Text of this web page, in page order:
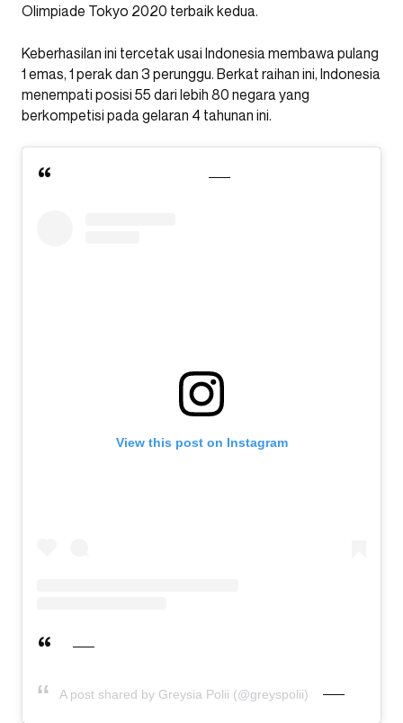
Olimpiade Tokyo 2020 terbaik kedua.
Keberhasilan ini tercetak usai Indonesia membawa pulang
1 emas, 1 perak dan 3 perunggu. Berkat raihan ini, Indonesia
menempati posisi 55 dari lebih 80 negara yang
berkompetisi pada gelaran 4 tahunan ini.
View this post on Instagram
A post shared by Greysia Polii (@greyspolii)